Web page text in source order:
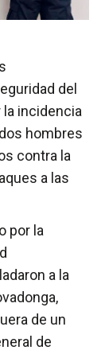
del
la incidencia
hombres
contra la
a las
por la
a la
de un
de